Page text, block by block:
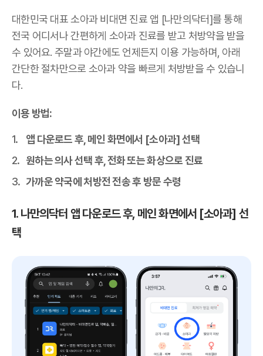
대한민국 대표 소아과 비대면 진료 앱 [나만의닥터]를 통해
전국 어디서나 간편하게 소아과 진료를 받고 처방약을 받을
수 있어요. 주말과 야간에도 언제든지 이용 가능하며, 아래
간단한 절차만으로 소아과 약을 빠르게 처방받을 수 있습니
다.
이용 방법:
앱 다운로드 후, 메인 화면에서 [소아과] 선택
원하는 의사 선택 후, 전화 또는 화상으로 진료
가까운 약국에 처방전 전송 후 방문 수령
1. 나만의닥터 앱 다운로드 후, 메인 화면에서 [소아과] 선
택